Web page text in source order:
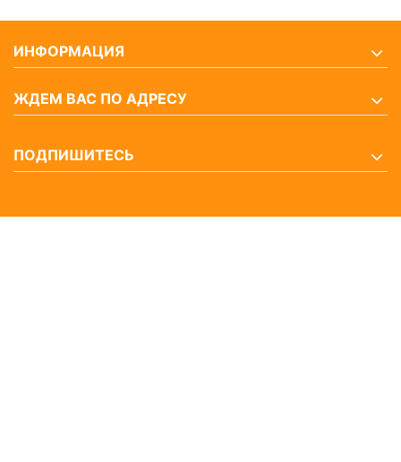
ИНФОРМАЦИЯ
ЖДЕМ ВАС ПО АДРЕСУ
ПОДПИШИТЕСЬ